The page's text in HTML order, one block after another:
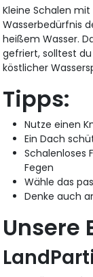
Kleine Schalen
Wasserbedürfnis
heißem Wasser.
gefriert, solltest
köstlicher
Tipps:
Nutze einen
Ein Dach
Schalenloses
Fegen
Wähle das
Denke auch
Unsere